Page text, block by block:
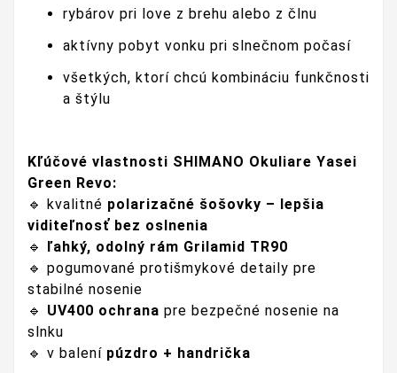
rybárov pri love z brehu alebo z člnu
aktívny pobyt vonku pri slnečnom počasí
všetkých, ktorí chcú kombináciu funkčnosti
a štýlu
Kľúčové vlastnosti SHIMANO Okuliare Yasei
Green Revo:
🔹 kvalitné polarizačné šošovky – lepšia
viditeľnosť bez oslnenia
🔹 ľahký, odolný rám Grilamid TR90
🔹 pogumované protišmykové detaily pre
stabilné nosenie
🔹 UV400 ochrana pre bezpečné nosenie na
slnku
🔹 v balení púzdro + handrička